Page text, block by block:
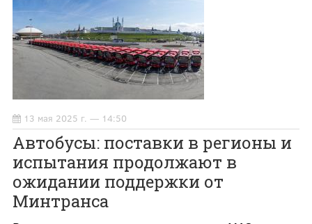
13 мая 2025 г. — 14:50
Автобусы: поставки в регионы и
испытания продолжают в
ожидании поддержки от
Минтранса